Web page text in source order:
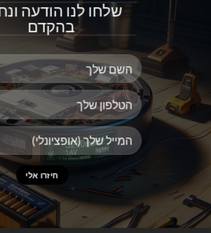
שלחו לנו הודעה
בהקדם